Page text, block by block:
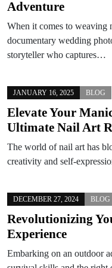
Adventure
When it comes to weaving
documentary wedding
storyteller who captures…
JANUARY 16, 2025 BLOG
Elevate Your
Ultimate Nail Art
The world of nail art has
creativity and self-
DECEMBER 27, 2024 BLOG
Revolutionizing
Experience
Embarking on an outdoor